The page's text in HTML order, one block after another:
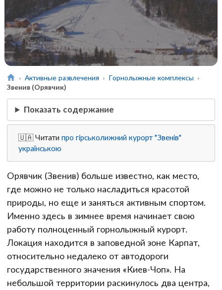
Активные развлечения
Горнолыжные комплексы
Звенив (Орявчик)
Показать содержание
🇺🇦 Читатипро гірськолижний курорт "Звенів"
українською
Орявчик (Звенив) больше известно, как место,
где можно не только насладиться красотой
природы, но еще и заняться активным спортом.
Именно здесь в зимнее время начинает свою
работу полноценный горнолыжный курорт.
Локация находится в заповедной зоне Карпат,
относительно недалеко от автодороги
государственного значения «Киев-Чоп». На
небольшой территории раскинулось два центра,